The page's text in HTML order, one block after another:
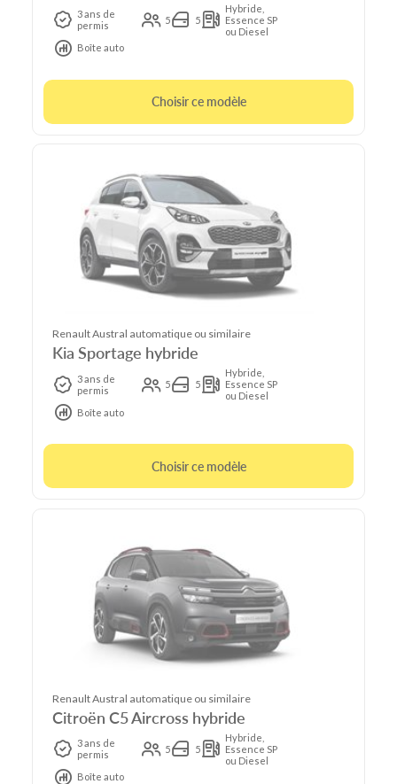
3 ans de
permis
5 5
Hybride,
Essence SP
ou Diesel
Boîte auto
Choisir ce modèle
Renault Austral automatique ou similaire
Kia Sportage hybride
3 ans de
permis
5 5
Hybride,
Essence SP
ou Diesel
Boîte auto
Choisir ce modèle
Renault Austral automatique ou similaire
Citroën C5 Aircross hybride
3 ans de
permis
5 5
Hybride,
Essence SP
ou Diesel
Boîte auto